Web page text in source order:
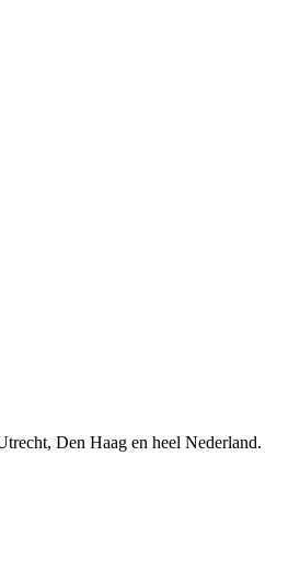
Den Haag en heel Nederland.